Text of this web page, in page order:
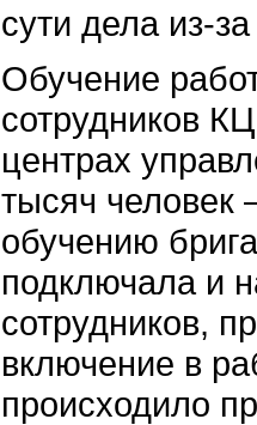
сути дела из-
Обучение
сотрудников
центрах
тысяч
обучению
подключала и
сотрудников,
включение в
происходило